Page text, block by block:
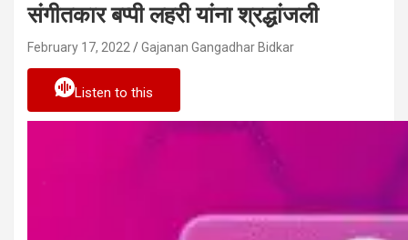
संगीतकार बप्पी लहरी यांना श्रद्धांजली
February 17, 2022 Gajanan Gangadhar Bidkar
Listen to this